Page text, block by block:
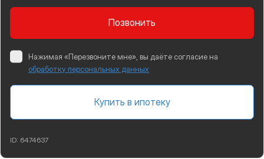
Позвонить
Нажимая «Перезвоните мне», вы даёте согласие на
обработку персональных данных
Купить в ипотеку
ID: 6474637